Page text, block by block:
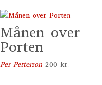
Månen over
Porten
Per Petterson 200 kr.